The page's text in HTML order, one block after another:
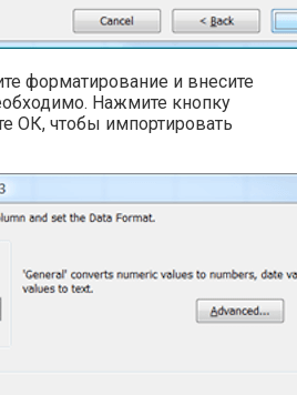
форматирование и внесите
Нажмите кнопку
ОК, чтобы импортировать